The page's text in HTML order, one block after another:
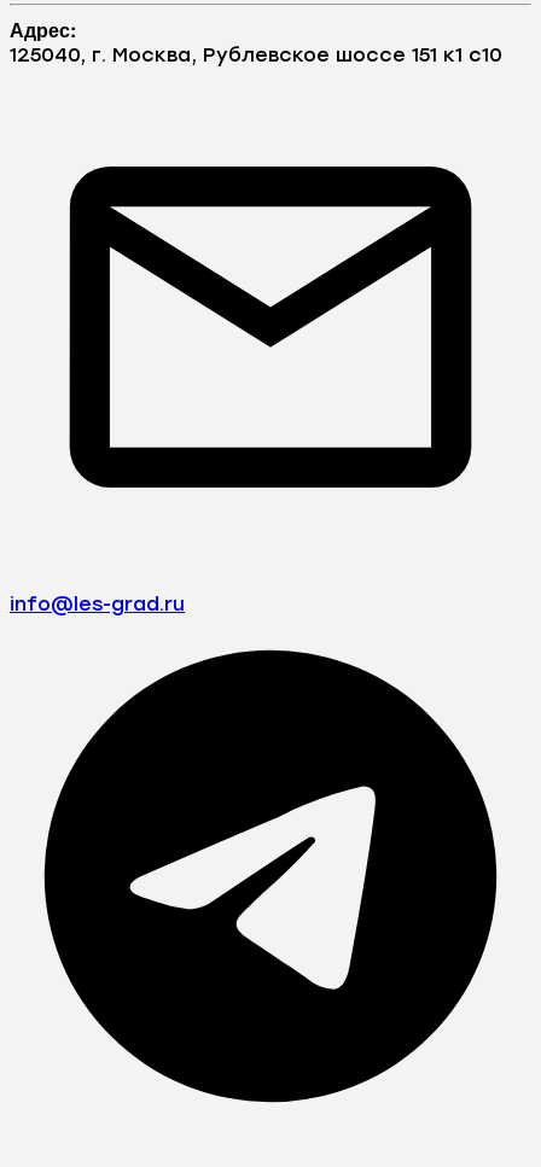
Адрес:
125040, г. Москва, Рублевское шоссе 151 к1 с10
info@les-grad.ru